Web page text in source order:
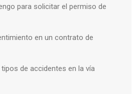
para solicitar el permiso de
en un contrato de
de accidentes en la vía